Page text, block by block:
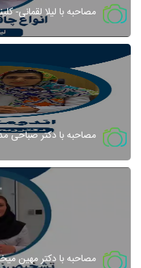
مصاحبه با لیلا لقمانی-
مصاحبه با دکتر صباحی
مصاحبه با دکتر مهین